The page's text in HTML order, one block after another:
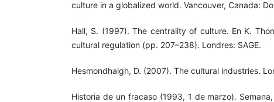
culture in a globalized world. Vancouver, Canada:
Hall, S. (1997). The centrality of culture. En K.
cultural regulation (pp. 207–238). Londres: SAGE.
Hesmondhalgh, D. (2007). The cultural industries.
Historia de un fracaso (1993, 1 de marzo).